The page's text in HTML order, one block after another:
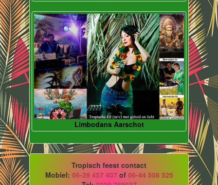
Limbodans Aarschot
Tropisch feest contact
Mobiel: 06-29 457 407 of 06-44 508 525